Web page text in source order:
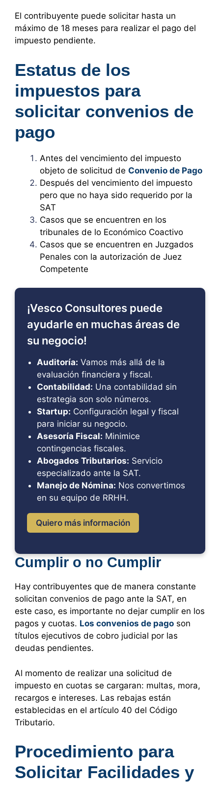
El contribuyente puede solicitar hasta un
máximo de 18 meses para realizar el pago del
impuesto pendiente.
Estatus de los
impuestos para
solicitar convenios de
pago
Antes del vencimiento del impuesto
objeto de solicitud de Convenio de Pago
Después del vencimiento del impuesto
pero que no haya sido requerido por la
SAT
Casos que se encuentren en los
tribunales de lo Económico Coactivo
Casos que se encuentren en Juzgados
Penales con la autorización de Juez
Competente
¡Vesco Consultores puede
ayudarle en muchas áreas de
su negocio!
Auditoría: Vamos más allá de la
evaluación financiera y fiscal.
Contabilidad: Una contabilidad sin
estrategia son solo números.
Startup: Configuración legal y fiscal
para iniciar su negocio.
Asesoría Fiscal: Minimice
contingencias fiscales.
Abogados Tributarios: Servicio
especializado ante la SAT.
Manejo de Nómina: Nos convertimos
en su equipo de RRHH.
Quiero más información
Cumplir o no Cumplir
Hay contribuyentes que de manera constante
solicitan convenios de pago ante la SAT, en
este caso, es importante no dejar cumplir en los
pagos y cuotas. Los convenios de pago son
títulos ejecutivos de cobro judicial por las
deudas pendientes.
Al momento de realizar una solicitud de
impuesto en cuotas se cargaran: multas, mora,
recargos e intereses. Las rebajas están
establecidas en el artículo 40 del Código
Tributario.
Procedimiento para
Solicitar Facilidades y